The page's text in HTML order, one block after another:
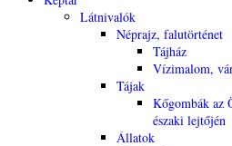
Látnivalók
Néprajz, falutörténet
Tájház
Vízimalom,
Tájak
Kőgombák az
északi lejtőjén
Állatok